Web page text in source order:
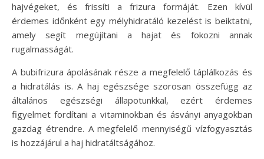
hajvégeket, és frissíti a frizura formáját. Ezen kívül
érdemes időnként egy mélyhidratáló kezelést is beiktatni,
amely segít megújítani a hajat és fokozni annak
rugalmasságát.
A bubifrizura ápolásának része a megfelelő táplálkozás és
a hidratálás is. A haj egészsége szorosan összefügg az
általános egészségi állapotunkkal, ezért érdemes
figyelmet fordítani a vitaminokban és ásványi anyagokban
gazdag étrendre. A megfelelő mennyiségű vízfogyasztás
is hozzájárul a haj hidratáltságához.